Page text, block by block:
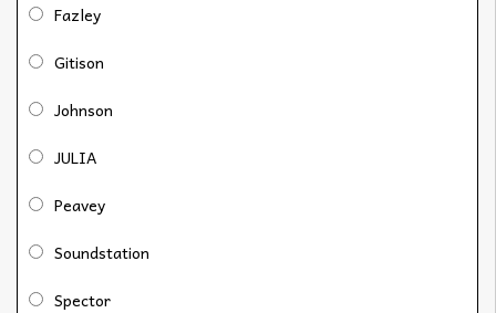
Fazley
Gitison
Johnson
JULIA
Peavey
Soundstation
Spector